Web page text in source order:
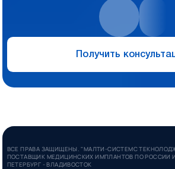
Получить
ВСЕ ПРАВА ЗАЩИЩЕНЫ. "МАЛТИ-СИСТЕМС
ПОСТАВЩИК МЕДИЦИНСКИХ ИМПЛАНТОВ ПО РОССИИ
ПЕТЕРБУРГ - ВЛАДИВОСТОК